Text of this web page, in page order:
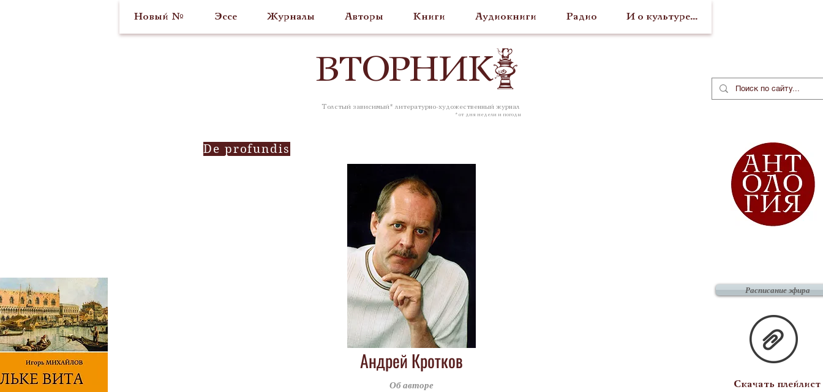
Новый № Эссе Журналы Авторы Книги Аудиокниги Радио И о культуре...
ВТОРНИК
Толстый зависимый* литературно-художественный журнал
* от дня недели и погоды
De profundis
Андрей Кротков
Об авторе
Расписание эфира
Скачать плейлист